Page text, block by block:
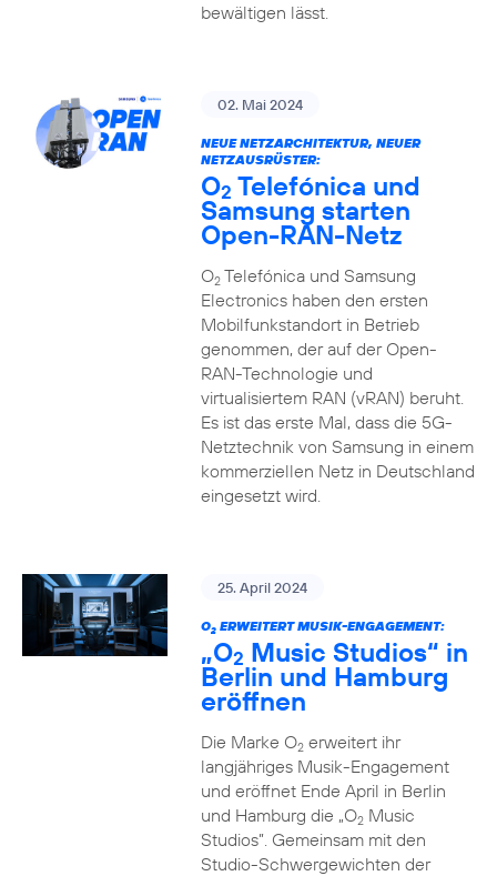
bewältigen lässt.
02. Mai 2024
NEUE NETZARCHITEKTUR, NEUER
NETZAUSRÜSTER:
O2 Telefónica und
Samsung starten
Open-RAN-Netz
O2Telefónica und Samsung
Electronics haben den ersten
Mobilfunkstandort in Betrieb
genommen, der auf der Open-
RAN-Technologie und
virtualisiertem RAN (vRAN) beruht.
Es ist das erste Mal, dass die 5G-
Netztechnik von Samsung in einem
kommerziellen Netz in Deutschland
eingesetzt wird.
25. April 2024
O2ERWEITERT MUSIK-ENGAGEMENT:
„O2 Music Studios“ in
Berlin und Hamburg
eröffnen
Die Marke O2erweitert ihr
langjähriges Musik-Engagement
und eröffnet Ende April in Berlin
und Hamburg die „O2Music
Studios”. Gemeinsam mit den
Studio-Schwergewichten der